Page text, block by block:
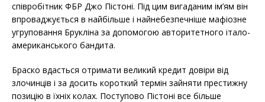
співробітник ФБР Джо Пістоні. Під цим вигаданим ім’ям він
впроваджується в найбільше і найнебезпечніше мафіозне
угруповання Брукліна за допомогою авторитетного італо-
американського бандита.
Браско вдасться отримати великий кредит довіри від
злочинців і за досить короткий термін зайняти престижну
позицію в їхніх колах. Поступово Пістоні все більше